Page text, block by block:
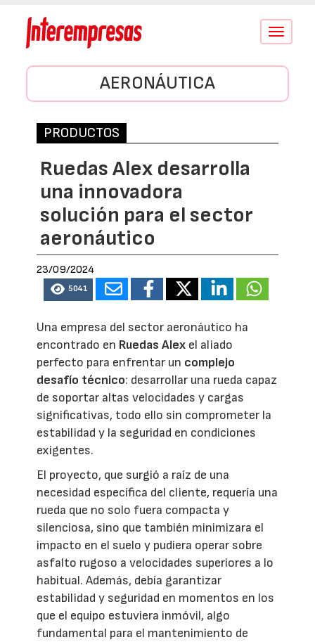
Conmutar
AERONÁUTICA
PRODUCTOS
Ruedas Alex desarrolla
una innovadora
solución para el sector
aeronáutico
23/09/2024
5041
Una empresa del sector aeronáutico ha
encontrado en Ruedas Alex el aliado
perfecto para enfrentar un complejo
desafío técnico: desarrollar una rueda capaz
de soportar altas velocidades y cargas
significativas, todo ello sin comprometer la
estabilidad y la seguridad en condiciones
exigentes.
El proyecto, que surgió a raíz de una
necesidad específica del cliente, requería una
rueda que no solo fuera compacta y
silenciosa, sino que también minimizara el
impacto en el suelo y pudiera operar sobre
asfalto rugoso a velocidades superiores a lo
habitual. Además, debía garantizar
estabilidad y seguridad en momentos en los
que el equipo estuviera inmóvil, algo
fundamental para el mantenimiento de